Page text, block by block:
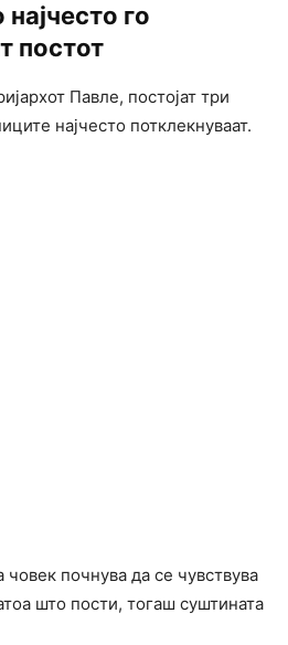
го
постот
Павле, постојат три
најчесто потклекнуваат.
човек почнува да се чувствува
што пости, тогаш суштината